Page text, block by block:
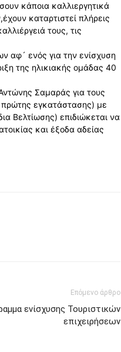
κάποια καλλιεργητικά
καταρτιστεί πλήρεις
τους, τις
αφ´ ενός για την ενίσχυση
της ηλικιακής ομάδας 40
Σαμαράς για τους
πρώτης εγκατάστασης) με
Βελτίωσης) επιδιώκεται να
και έξοδα αδείας
Επόμενο άρθρο
ενίσχυσης Τουριστικών
επιχειρήσεων